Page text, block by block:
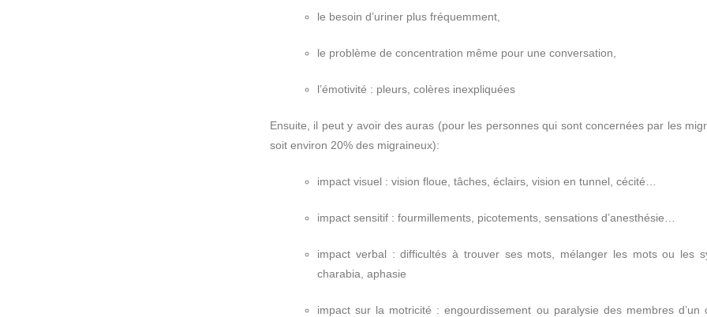
le besoin d’uriner plus fréquemment,
le problème de concentration même pour une conversation,
l’émotivité : pleurs, colères inexpliquées
Ensuite, il peut y avoir des auras (pour les personnes qui sont concernées par les
soit environ 20% des migraineux):
impact visuel : vision floue, tâches, éclairs, vision en tunnel, cécité…
impact sensitif : fourmillements, picotements, sensations d’anesthésie…
impact verbal : difficultés à trouver ses mots, mélanger les mots ou les
charabia, aphasie
impact sur la motricité : engourdissement ou paralysie des membres d’un